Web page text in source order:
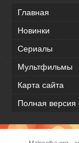
Главная
Новинки
Сериалы
Мультфильмы
Карта сайта
Полная версия